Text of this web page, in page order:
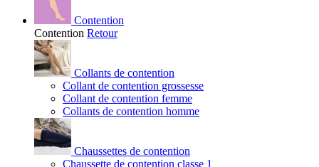
Contention
Contention Retour
Collants de contention
Collant de contention grossesse
Collant de contention femme
Collants de contention homme
Chaussettes de contention
Chaussette de contention classe 1